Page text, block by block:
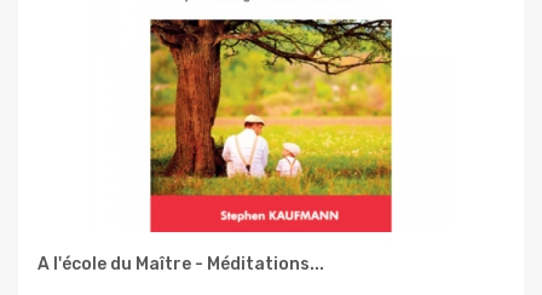
A l'école du Maître - Méditations...